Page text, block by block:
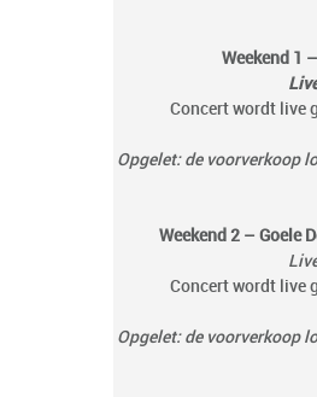
Weekend 1
Concert wordt live
Opgelet: de voorverkoop
Weekend 2 – Goele
Concert wordt live
Opgelet: de voorverkoop